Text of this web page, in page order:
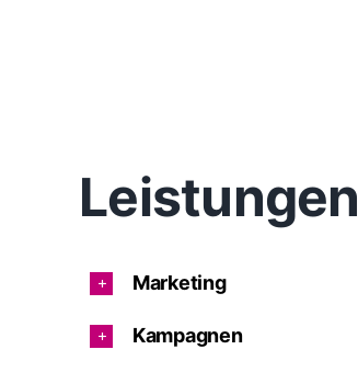
Leistungen
Marketing
Kampagnen